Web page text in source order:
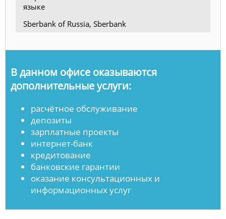
языке
Sberbank of Russia, Sberbank
В данном офисе оказываются
дополнительные услуги:
расчётное обслуживание
депозиты
зарплатные проекты
интернет-банк
кредитование
банковские гарантии
оказание консультационных и
информационных услуг